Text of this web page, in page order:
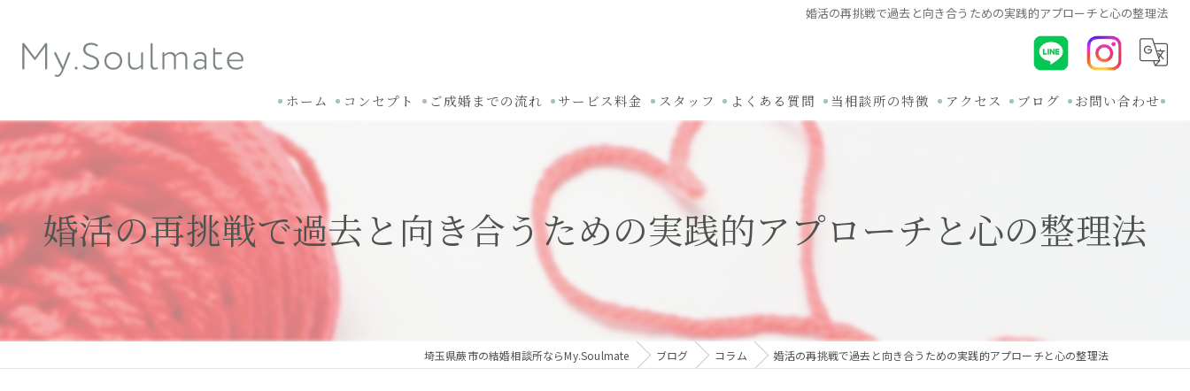
婚活の再挑戦で過去と向き合うための実践的アプローチと心の整理法
ホーム コンセプト ご成婚までの流れ サービス料金 スタッフ よくある質問 当相談所の特徴
オンライン
無料相談
アクセス ブログ お問い合わせ
婚活の再挑戦で過去と向き合うための実践的アプローチと心の整理法
埼玉県蕨市の結婚相談所ならMy.Soulmate ブログ コラム 婚活の再挑戦で過去と向き合うための実践的アプローチと心の整理法